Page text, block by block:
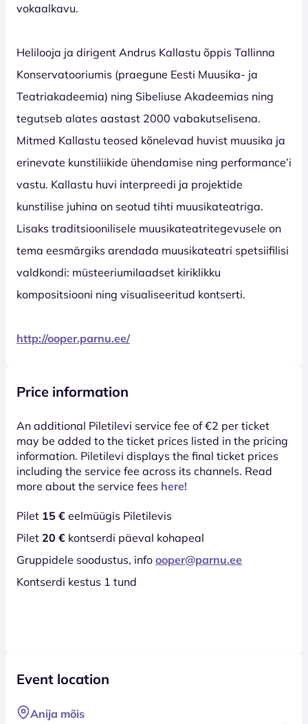
vokaalkavu.
Helilooja ja dirigent Andrus Kallastu õppis Tallinna
Konservatooriumis (praegune Eesti Muusika- ja
Teatriakadeemia) ning Sibeliuse Akadeemias ning
tegutseb alates aastast 2000 vabakutselisena.
Mitmed Kallastu teosed kõnelevad huvist muusika ja
erinevate kunstiliikide ühendamise ning performance’i
vastu. Kallastu huvi interpreedi ja projektide
kunstilise juhina on seotud tihti muusikateatriga.
Lisaks traditsioonilisele muusikateatritegevusele on
tema eesmärgiks arendada muusikateatri spetsiifilisi
valdkondi: müsteeriumilaadset kiriklikku
kompositsiooni ning visualiseeritud kontserti.
http://ooper.parnu.ee/
Price information
An additional Piletilevi service fee of €2 per ticket
may be added to the ticket prices listed in the pricing
information. Piletilevi displays the final ticket prices
including the service fee across its channels. Read
more about the service fees here!
Pilet 15 € eelmüügis Piletilevis
Pilet 20 € kontserdi päeval kohapeal
Gruppidele soodustus, info ooper@parnu.ee
Kontserdi kestus 1 tund
Event location
Anija mõis